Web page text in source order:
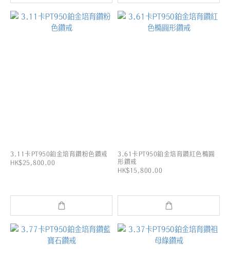
3.11卡PT950鉑金培育鑽粉色鑽戒
HK$25,800.00
3.61卡PT950鉑金培育鑽紅色橢圓
形鑽戒
HK$15,800.00